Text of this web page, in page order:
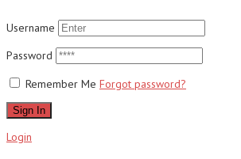
Username
Password
Remember Me Forgot password?
Sign In
Login